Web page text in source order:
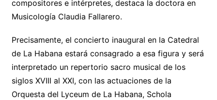
compositores e intérpretes, destaca la doctora en
Musicología Claudia Fallarero.
Precisamente, el concierto inaugural en la Catedral
de La Habana estará consagrado a esa figura y será
interpretado un repertorio sacro musical de los
siglos XVIII al XXI, con las actuaciones de la
Orquesta del Lyceum de La Habana, Schola